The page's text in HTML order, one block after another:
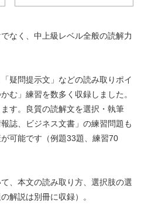
なく、中上級レベル全般の読解力
疑問提示文」などの読み取りポイ
む」練習を数多く収録しました。
す。良質の読解文を選択・執筆
誌、ビジネス文書」の練習問題も
可能です（例題33題、練習70
、本文の読み取り方、選択肢の選
解説は別冊に収録）。